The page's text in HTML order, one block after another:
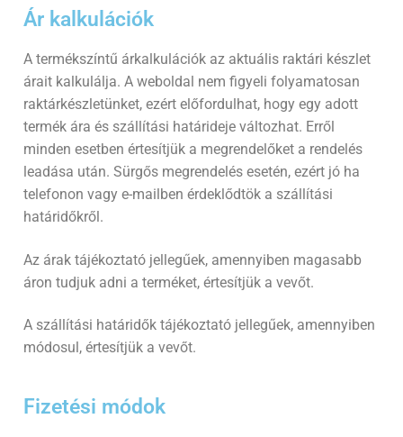
Ár kalkulációk
A termékszíntű árkalkulációk az aktuális raktári készlet
árait kalkulálja. A weboldal nem figyeli folyamatosan
raktárkészletünket, ezért előfordulhat, hogy egy adott
termék ára és szállítási határideje változhat. Erről
minden esetben értesítjük a megrendelőket a rendelés
leadása után. Sürgős megrendelés esetén, ezért jó ha
telefonon vagy e-mailben érdeklődtök a szállítási
határidőkről.
Az árak tájékoztató jellegűek, amennyiben magasabb
áron tudjuk adni a terméket, értesítjük a vevőt.
A szállítási határidők tájékoztató jellegűek, amennyiben
módosul, értesítjük a vevőt.
Fizetési módok